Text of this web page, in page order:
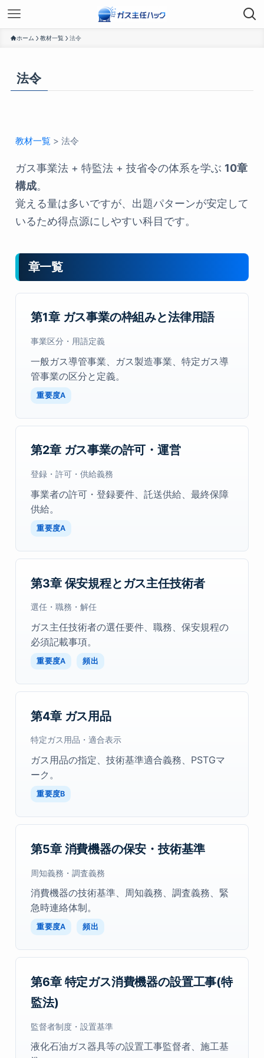
ホーム 教材一覧 法令
法令
教材一覧> 法令
ガス事業法 + 特監法 + 技省令の体系を学ぶ 10章
構成。
覚える量は多いですが、出題パターンが安定して
いるため得点源にしやすい科目です。
章一覧
第1章 ガス事業の枠組みと法律用語
事業区分・用語定義
一般ガス導管事業、ガス製造事業、特定ガス導
管事業の区分と定義。
重要度A
第2章 ガス事業の許可・運営
登録・許可・供給義務
事業者の許可・登録要件、託送供給、最終保障
供給。
重要度A
第3章 保安規程とガス主任技術者
選任・職務・解任
ガス主任技術者の選任要件、職務、保安規程の
必須記載事項。
重要度A 頻出
第4章 ガス用品
特定ガス用品・適合表示
ガス用品の指定、技術基準適合義務、PSTGマ
ーク。
重要度B
第5章 消費機器の保安・技術基準
周知義務・調査義務
消費機器の技術基準、周知義務、調査義務、緊
急時連絡体制。
重要度A 頻出
第6章 特定ガス消費機器の設置工事(特
監法)
監督者制度・設置基準
液化石油ガス器具等の設置工事監督者、施工基